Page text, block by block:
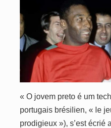
« O jovem preto é um te
portugais brésilien, « le
prodigieux »), s’est écrié